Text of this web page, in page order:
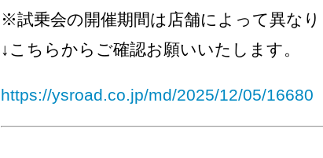
※試乗会の開催期間は店舗によって異なり
↓こちらからご確認お願いいたします。
https://ysroad.co.jp/md/2025/12/05/16680